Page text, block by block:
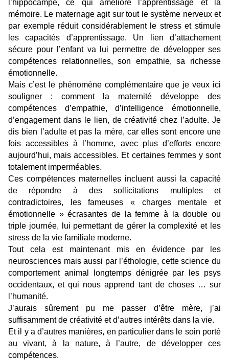
l’hippocampe, ce qui améliore l’apprentissage et la
mémoire. Le maternage agit sur tout le système nerveux et
par exemple réduit considérablement le stress et stimule
les capacités d’apprentissage. Un lien d’attachement
sécure pour l’enfant va lui permettre de développer ses
compétences relationnelles, son empathie, sa richesse
émotionnelle.
Mais c’est le phénomène complémentaire que je veux ici
souligner : comment la maternité développe des
compétences d’empathie, d’intelligence émotionnelle,
d’engagement dans le lien, de créativité chez l’adulte. Je
dis bien l’adulte et pas la mère, car elles sont encore une
fois accessibles à l’homme, avec plus d’efforts encore
aujourd’hui, mais accessibles. Et certaines femmes y sont
totalement imperméables.
Ces compétences maternelles incluent aussi la capacité
de répondre à des sollicitations multiples et
contradictoires, les fameuses « charges mentale et
émotionnelle » écrasantes de la femme à la double ou
triple journée, lui permettant de gérer la complexité et les
stress de la vie familiale moderne.
Tout cela est maintenant mis en évidence par les
neurosciences mais aussi par l’éthologie, cette science du
comportement animal longtemps dénigrée par les psys
occidentaux, et qui nous apprend tant de choses … sur
l’humanité.
J’aurais sûrement pu me passer d’être mère, j’ai
suffisamment de créativité et d’autres intérêts dans la vie.
Et il y a d’autres manières, en particulier dans le soin porté
au vivant, à la nature, à l’autre, de développer ces
compétences.